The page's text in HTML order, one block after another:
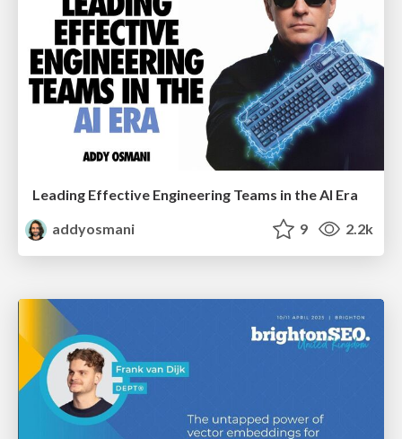
Leading Effective Engineering Teams in the AI Era
addyosmani
9 2.2k